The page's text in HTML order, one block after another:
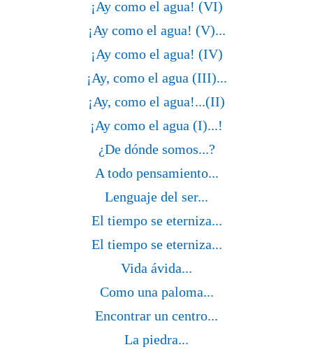
¡Ay como el agua! (VI)
¡Ay como el agua! (V)...
¡Ay como el agua! (IV)
¡Ay, como el agua (III)...
¡Ay, como el agua!...(II)
¡Ay como el agua (I)...!
¿De dónde somos...?
A todo pensamiento...
Lenguaje del ser...
El tiempo se eterniza...
El tiempo se eterniza...
Vida ávida...
Como una paloma...
Encontrar un centro...
La piedra...